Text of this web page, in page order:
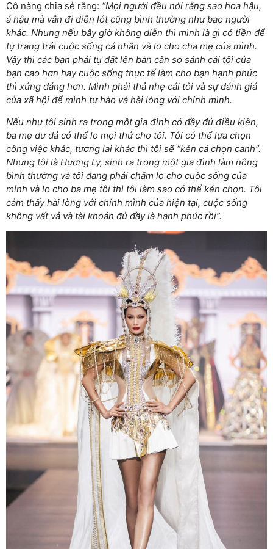
Cô nàng chia sẻ rằng: “Mọi người đều nói rằng sao hoa hậu,
á hậu mà vẫn đi diễn lót cũng bình thường như bao người
khác. Nhưng nếu bây giờ không diễn thì mình là gì có tiền để
tự trang trải cuộc sống cá nhân và lo cho cha mẹ của mình.
Vậy thì các bạn phải tự đặt lên bàn cân so sánh cái tôi của
bạn cao hơn hay cuộc sống thực tế làm cho bạn hạnh phúc
thì xứng đáng hơn. Mình phải thả nhẹ cái tôi và sự đánh giá
của xã hội để mình tự hào và hài lòng với chính mình.
Nếu như tôi sinh ra trong một gia đình có đầy đủ điều kiện,
ba mẹ dư dả có thể lo mọi thứ cho tôi. Tôi có thể lựa chọn
công việc khác, tương lai khác thì tôi sẽ “kén cá chọn canh”.
Nhưng tôi là Hương Ly, sinh ra trong một gia đình làm nông
bình thường và tôi đang phải chăm lo cho cuộc sống của
mình và lo cho ba mẹ tôi thì tôi làm sao có thể kén chọn. Tôi
cảm thấy hài lòng với chính mình của hiện tại, cuộc sống
không vất vả và tài khoản đủ đầy là hạnh phúc rồi”.